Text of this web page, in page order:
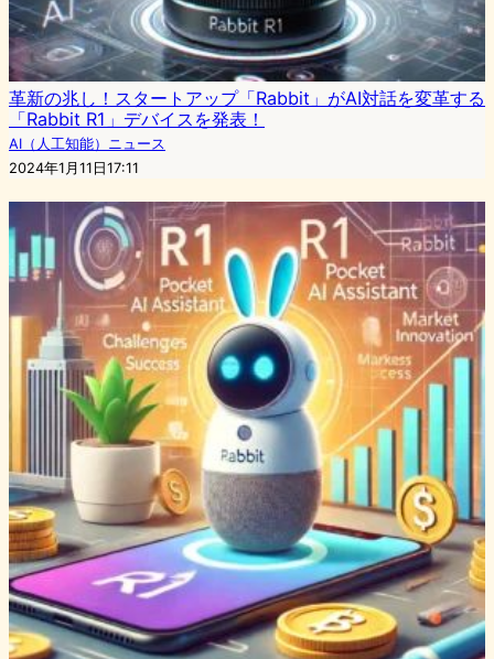
革新の兆し！スタートアップ「Rabbit」がAI対話を変革する
「Rabbit R1」デバイスを発表！
AI（人工知能）ニュース
2024年1月11日17:11